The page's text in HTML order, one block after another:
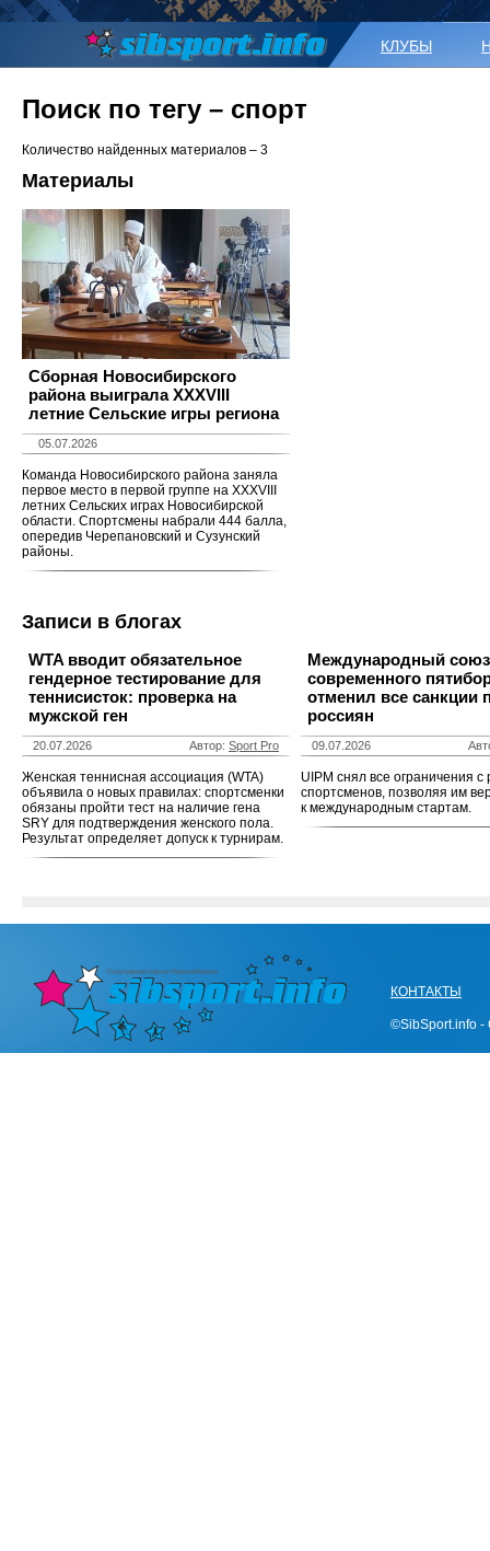
КЛУБЫ
Поиск по тегу – спорт
Количество найденных материалов – 3
Материалы
Сборная Новосибирского
района выиграла XXXVIII
летние Сельские игры региона
05.07.2026
Команда Новосибирского района заняла
первое место в первой группе на XXXVIII
летних Сельских играх Новосибирской
области. Спортсмены набрали 444 балла,
опередив Черепановский и Сузунский
районы.
Записи в блогах
WTA вводит обязательное
гендерное тестирование для
теннисисток: проверка на
мужской ген
20.07.2026 Автор: Sport Pro
Женская теннисная ассоциация (WTA)
объявила о новых правилах: спортсменки
обязаны пройти тест на наличие гена
SRY для подтверждения женского пола.
Результат определяет допуск к турнирам.
Международный союз
современного
отменил все санкции
россиян
09.07.2026
UIPM снял все ограничения с
спортсменов, позволяя им
к международным стартам.
КОНТАКТЫ
©SibSport.info -